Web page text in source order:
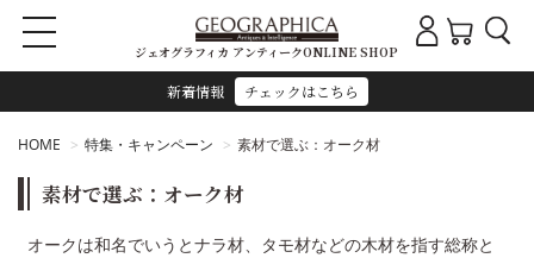
新着情報 チェックはこちら
ジェオグラフィカ アンティークONLINE SHOP
HOME 特集・キャンペーン 素材で選ぶ：オーク材
素材で選ぶ：オーク材
オークは和名でいうとナラ材、タモ材などの木材を指す総称と